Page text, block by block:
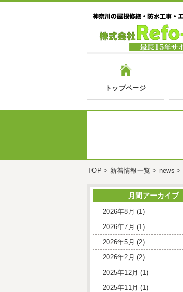
トップページ
TOP > 新着情報一覧 > news >
月間アーカイブ
2026年8月 (1)
2026年7月 (1)
2026年5月 (2)
2026年2月 (2)
2025年12月 (1)
2025年11月 (1)